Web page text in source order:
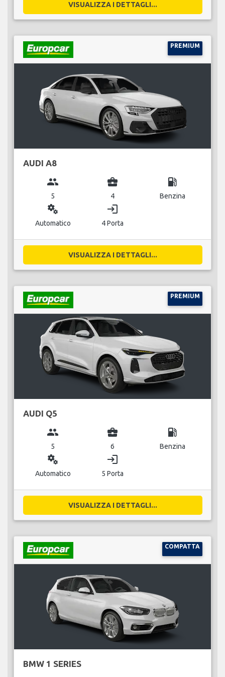
VISUALIZZA I DETTAGLI...
PREMIUM
AUDI A8
group
5
business_center
4
local_gas_station
Benzina
miscellaneous_services
Automatico
login
4 Porta
VISUALIZZA I DETTAGLI...
PREMIUM
AUDI Q5
group
5
business_center
6
local_gas_station
Benzina
miscellaneous_services
Automatico
login
5 Porta
VISUALIZZA I DETTAGLI...
COMPATTA
BMW 1 SERIES